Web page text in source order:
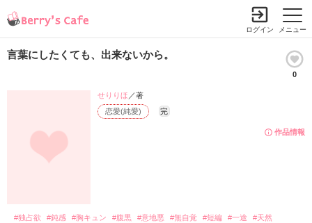
メニュー
ログイン
言葉にしたくても、出来ないから。
0
作品情報
恋愛(純愛) 完
せりりほ ／著
#独占欲 #鈍感 #胸キュン #腹黒 #意地悪 #無自覚 #短編 #一途
#天然